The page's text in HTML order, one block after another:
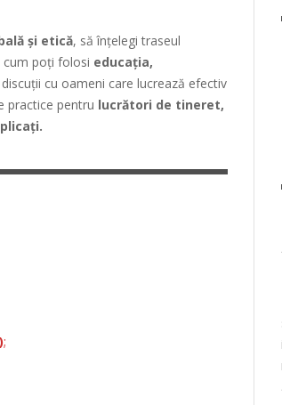
și etică, să înțelegi traseul
cum poți folosi educația,
cu oameni care lucrează efectiv
practice pentru lucrători de tineret,
;